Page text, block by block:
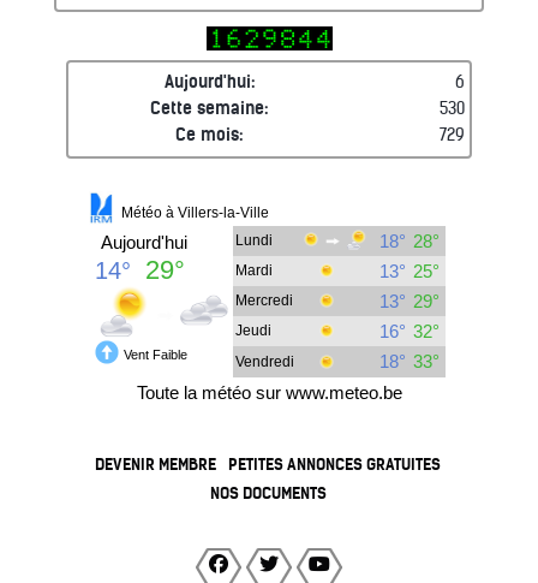
Aujourd'hui:
6
Cette semaine:
530
Ce mois:
729
DEVENIR MEMBRE
PETITES ANNONCES GRATUITES
NOS DOCUMENTS